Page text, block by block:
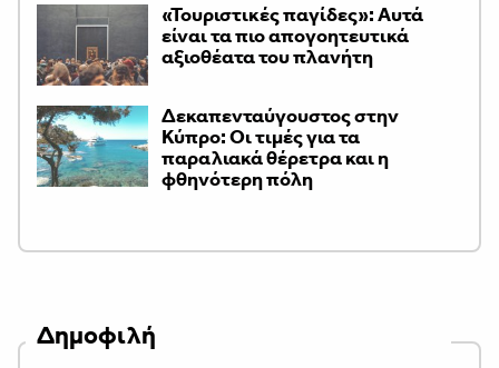
«Τουριστικές παγίδες»: Αυτά
είναι τα πιο απογοητευτικά
αξιοθέατα του πλανήτη
Δεκαπενταύγουστος στην
Κύπρο: Οι τιμές για τα
παραλιακά θέρετρα και η
φθηνότερη πόλη
Δημοφιλή